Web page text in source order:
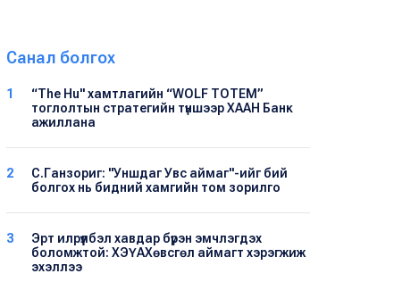
Санал болгох
1
“The Hu" хамтлагийн “WOLF TOTEM”
тоглолтын стратегийн түншээр ХААН Банк
ажиллана
2
С.Ганзориг: "Уншдаг Увс аймаг"-ийг бий
болгох нь бидний хамгийн том зорилго
3
Эрт илрүүлбэл хавдар бүрэн эмчлэгдэх
боломжтой: ХЭҮА​Хөвсгөл аймагт хэрэгжиж
эхэллээ